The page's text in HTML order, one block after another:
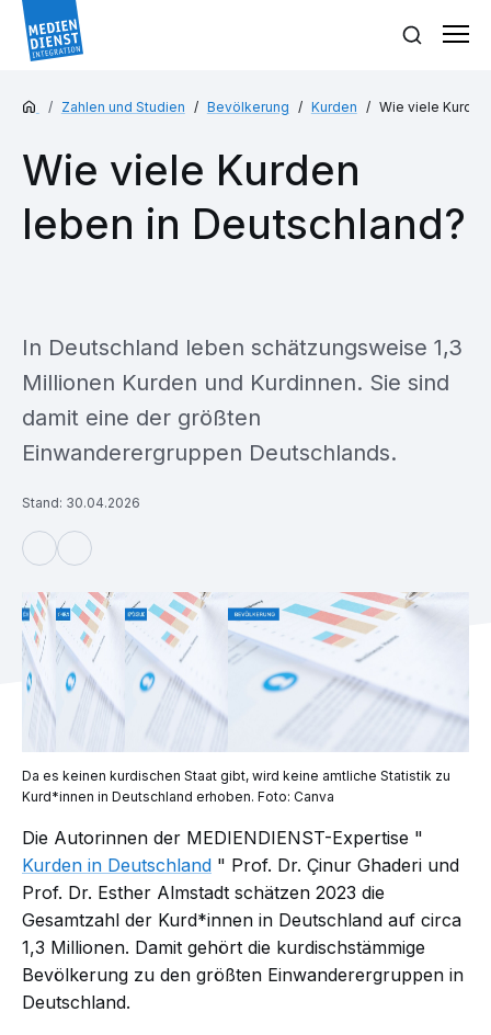
Zahlen und Studien Bevölkerung Kurden Wie viele
Wie viele Kurden
leben in Deutschland?
Da es keinen kurdischen Staat gibt, wird keine amtliche Statistik zu
Kurd*innen in Deutschland erhoben. Foto: Canva
In Deutschland leben schätzungsweise 1,3
Millionen Kurden und Kurdinnen. Sie sind
damit eine der größten
Einwanderergruppen Deutschlands.
Stand: 30.04.2026
Die Autorinnen der MEDIENDIENST-Expertise "
Kurden in Deutschland " Prof. Dr. Çinur Ghaderi und
Prof. Dr. Esther Almstadt schätzen 2023 die
Gesamtzahl der Kurd*innen in Deutschland auf circa
1,3 Millionen. Damit gehört die kurdischstämmige
Bevölkerung zu den größten Einwanderergruppen in
Deutschland.